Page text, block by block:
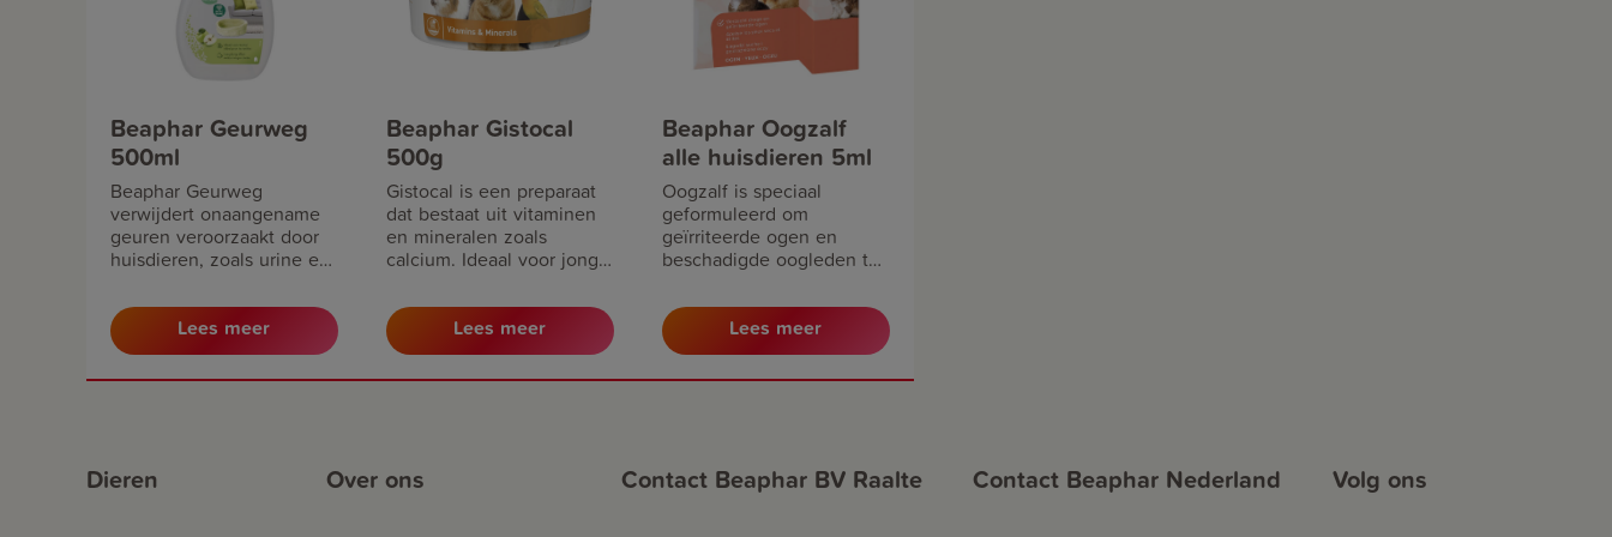
Beaphar Geurweg
500ml
Beaphar Geurweg
verwijdert onaangename
geuren veroorzaakt door
huisdieren, zoals urine en
zorgt voor een grondige
reiniging. De toegevoegde
probiotica breken geuren
snel af en laten een laagje
Lees meer
Beaphar Gistocal
500g
Gistocal is een preparaat
dat bestaat uit vitaminen
en mineralen zoals
calcium. Ideaal voor jonge
op (zelfbereide) voeding.
Lees meer
Beaphar Oogzalf
alle huisdieren 5ml
Oogzalf is speciaal
geformuleerd om
geïrriteerde ogen en
beschadigde oogleden te
A. Geschikt voor alle
huisdieren.Lees meer
Dieren Over ons Contact Beaphar BV Raalte Contact Beaphar Nederland Volg ons